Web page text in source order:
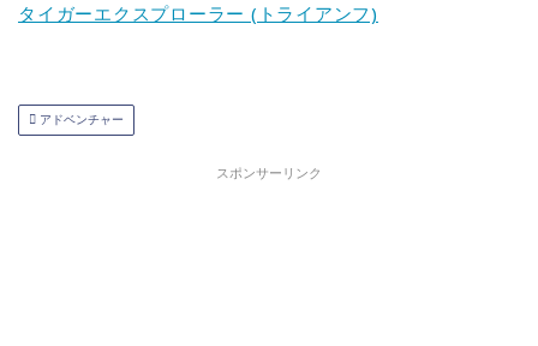
タイガーエクスプローラー (トライアンフ)
アドベンチャー
スポンサーリンク